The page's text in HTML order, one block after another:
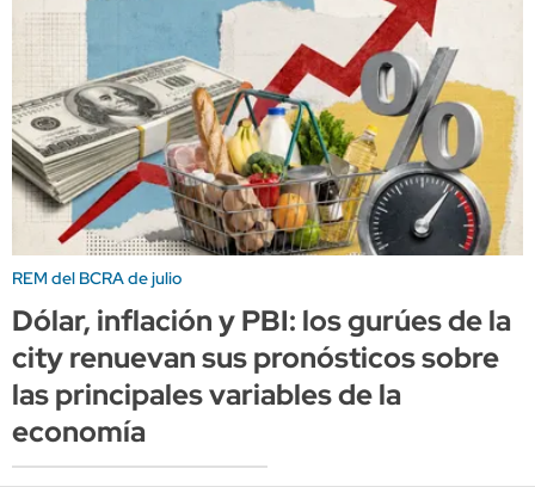
REM del BCRA de julio
Dólar, inflación y PBI: los gurúes de la
city renuevan sus pronósticos sobre
las principales variables de la
economía